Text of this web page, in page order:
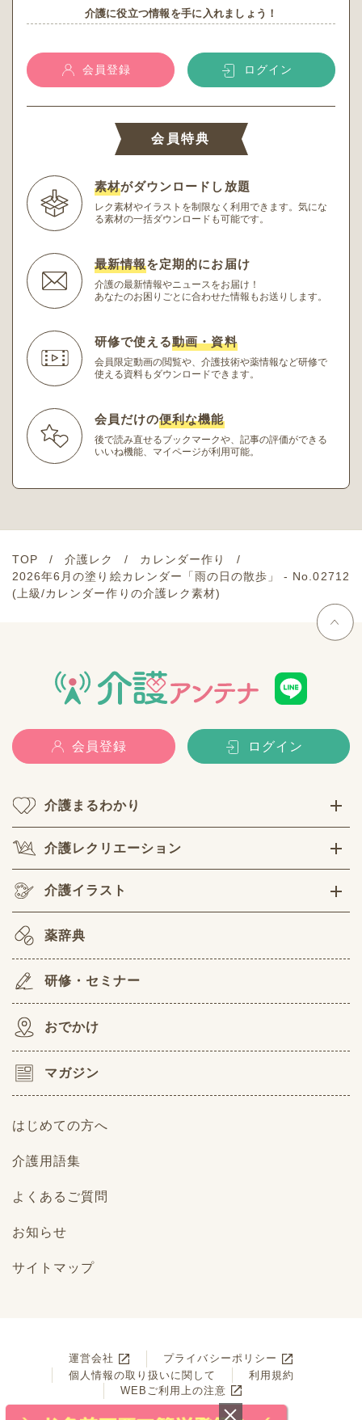
介護に役立つ情報を手に入れましょう！
会員登録 ログイン
会員特典
素材がダウンロードし放題
レク素材やイラストを制限なく利用できます。 気にな
る素材の一括ダウンロードも可能です。
最新情報を定期的にお届け
介護の最新情報やニュースをお届け！
あなたのお困りごとに合わせた情報もお送りします。
研修で使える動画・資料
会員限定動画の閲覧や、介護技術や薬情報など研修で
使える資料もダウンロードできます。
会員だけの便利な機能
後で読み直せるブックマークや、記事の評価ができる
いいね機能、マイページが利用可能。
TOP 介護レク
カレンダー作り
2026年6月の塗り絵カレンダー「雨の日の散歩」 - No.02712
(上級/カレンダー作りの介護レク素材)
会員登録 ログイン
介護まるわかり
介護レクリエーション
介護イラスト
薬辞典
研修・セミナー
おでかけ
マガジン
はじめての方へ
介護用語集
よくあるご質問
お知らせ
サイトマップ
運営会社
プライバシーポリシー
個人情報の取り扱いに関して
利用規約
WEBご利用上の注意